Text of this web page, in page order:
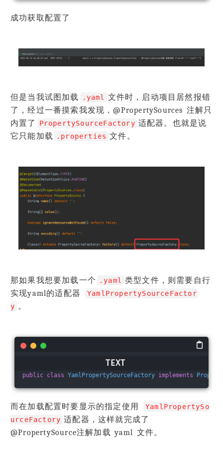
成功获取配置了
但是当我试图加载 .yaml 文件时，启动项目居然报错
了，经过一番摸索我发现，@PropertySources 注解只
内置了
PropertySourceFactory 适配器。也就是说
它只能加载
.properties 文件。
那如果我想要加载一个 .yaml
类型文件，则需要自行
实现yaml的适配器
YamlPropertySourceFactor
y 。
public class YamlPropertySourceFactory implements
而在加载配置时要显示的指定使用
YamlPropertySo
urceFactory 适配器，这样就完成了
@PropertySource注解加载 yaml 文件。